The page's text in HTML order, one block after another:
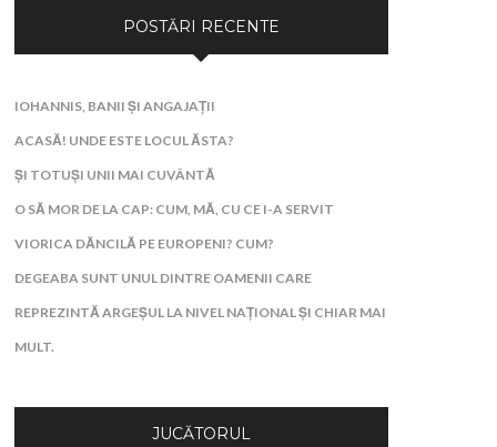
POSTĂRI RECENTE
IOHANNIS, BANII ȘI ANGAJAȚII
ACASĂ! UNDE ESTE LOCUL ĂSTA?
ȘI TOTUȘI UNII MAI CUVÂNTĂ
O SĂ MOR DE LA CAP: CUM, MĂ, CU CE I-A SERVIT
VIORICA DĂNCILĂ PE EUROPENI? CUM?
DEGEABA SUNT UNUL DINTRE OAMENII CARE
REPREZINTĂ ARGEȘUL LA NIVEL NAȚIONAL ȘI CHIAR MAI
MULT.
JUCĂTORUL